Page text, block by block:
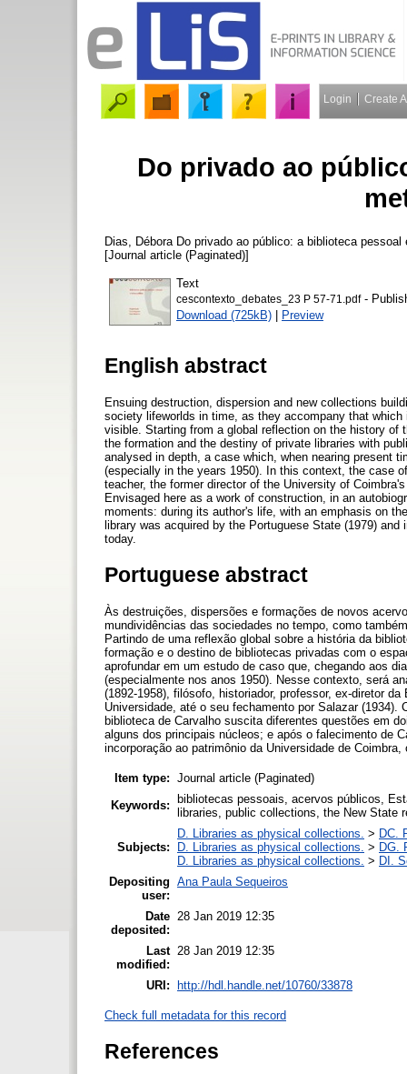
Login Create
Do privado ao
Dias, Débora Do privado ao público: a biblioteca
[Journal article (Paginated)]
Text
cescontexto_debates_23 P 57-71.pdf-
Download (725kB) | Preview
English abstract
Ensuing destruction, dispersion and new collections
society lifeworlds in time, as they accompany that
visible. Starting from a global reflection on the history of
the formation and the destiny of private libraries with
analysed in depth, a case which, when nearing present
(especially in the years 1950). In this context, the case
teacher, the former director of the University of
Envisaged here as a work of construction, in an
moments: during its author's life, with an emphasis on
library was acquired by the Portuguese State (1979)
today.
Portuguese abstract
Às destruições, dispersões e formações de novos
mundividências das sociedades no tempo, como
Partindo de uma reflexão global sobre a história da
formação e o destino de bibliotecas privadas com o
aprofundar em um estudo de caso que, chegando aos
(especialmente nos anos 1950). Nesse contexto, será
(1892-1958), filósofo, historiador, professor, ex-diretor
Universidade, até o seu fechamento por Salazar
biblioteca de Carvalho suscita diferentes questões em
alguns dos principais núcleos; e após o falecimento de
incorporação ao patrimônio da Universidade de
Item type: Journal article (Paginated)
Keywords:
bibliotecas pessoais, acervos públicos,
libraries, public collections, the New State
Subjects:
D. Libraries as physical collections. > DC.
D. Libraries as physical collections. > DG.
D. Libraries as physical collections. > DI.
Depositing
user:
Ana Paula Sequeiros
Date
deposited:
28 Jan 2019 12:35
Last
modified:
28 Jan 2019 12:35
URI: http://hdl.handle.net/10760/33878
Check full metadata for this record
References